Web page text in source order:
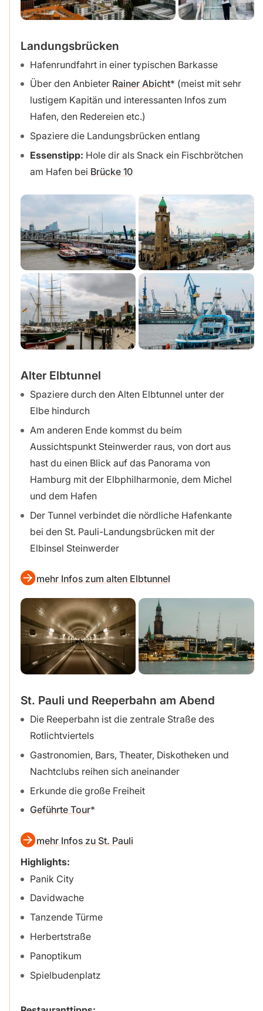
Landungsbrücken
Hafenrundfahrt in einer typischen Barkasse
Über den Anbieter Rainer Abicht
(meist mit sehr
lustigem Kapitän und interessanten Infos zum
Hafen, den Redereien etc.)
Spaziere die Landungsbrücken entlang
Essenstipp: Hole dir als Snack ein Fischbrötchen
am Hafen bei Brücke 10
Alter Elbtunnel
Spaziere durch den Alten Elbtunnel unter der
Elbe hindurch
Am anderen Ende kommst du beim
Aussichtspunkt Steinwerder raus, von dort aus
hast du einen Blick auf das Panorama von
Hamburg mit der Elbphilharmonie, dem Michel
und dem Hafen
Der Tunnel verbindet die nördliche Hafenkante
bei den St. Pauli-Landungsbrücken mit der
Elbinsel Steinwerder
mehr Infos zum alten Elbtunnel
St. Pauli und Reeperbahn am Abend
Die Reeperbahn ist die zentrale Straße des
Rotlichtviertels
Gastronomien, Bars, Theater, Diskotheken und
Nachtclubs reihen sich aneinander
Erkunde die große Freiheit
Geführte Tour
mehr Infos zu St. Pauli
Highlights:
Panik City
Davidwache
Tanzende Türme
Herbertstraße
Panoptikum
Spielbudenplatz